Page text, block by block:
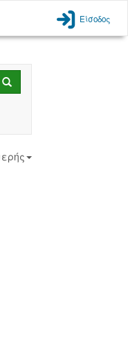
Είσοδος
Search